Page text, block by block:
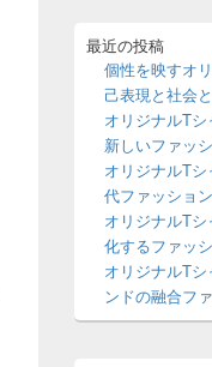
ー最近の投稿
個性を映すオ
己表現と社会
オリジナルT
新しいファッ
オリジナルT
代ファッショ
オリジナルT
化するファッ
オリジナルT
ンドの融合フ